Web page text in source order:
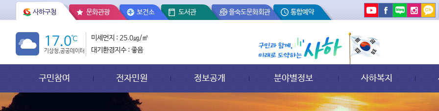
사하구청 문화관광 보건소 도서관 을숙도문화회관 통합예약
17.0℃
기상청,공공데이터
미세먼지 : 25.0㎍/㎥
대기환경지수 : 좋음
구민참여 전자민원 정보공개 분야별정보 사하복지